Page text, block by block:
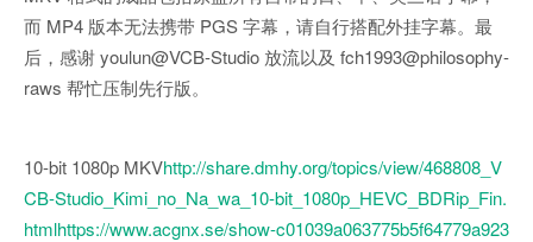
而 MP4 版本无法携带 PGS 字幕，请自行搭配外挂字幕。最
后，感谢 youlun@VCB-Studio 放流以及 fch1993@philosophy-
raws 帮忙压制先行版。
10-bit 1080p MKVhttp://share.dmhy.org/topics/view/468808_V
CB-Studio_Kimi_no_Na_wa_10-bit_1080p_HEVC_BDRip_Fin.
htmlhttps://www.acgnx.se/show-c01039a063775b5f64779a923